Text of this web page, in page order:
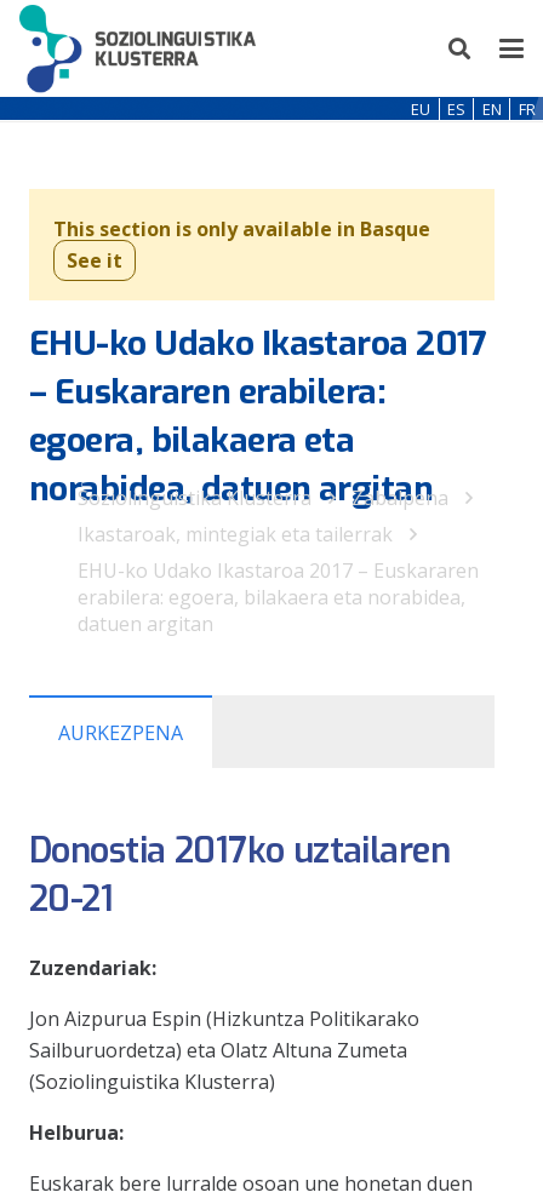
EU ES EN FR
This section is only available in Basque
See it
EHU-ko Udako Ikastaroa 2017
– Euskararen erabilera:
egoera, bilakaera eta
norabidea, datuen argitan
Soziolinguistika Klusterra
Zabalpena
Ikastaroak, mintegiak eta tailerrak
EHU-ko Udako Ikastaroa 2017 – Euskararen
erabilera: egoera, bilakaera eta norabidea,
datuen argitan
AURKEZPENA
Donostia 2017ko uztailaren
20-21
Zuzendariak:
Jon Aizpurua Espin (Hizkuntza Politikarako
Sailburuordetza) eta Olatz Altuna Zumeta
(Soziolinguistika Klusterra)
Helburua:
Euskarak bere lurralde osoan une honetan duen